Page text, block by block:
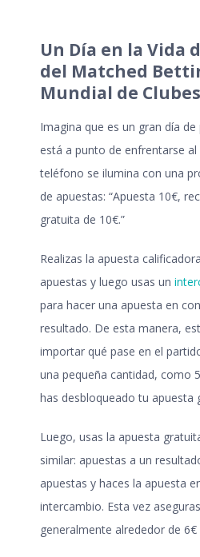
Un Día en la Vida
del Matched
Mundial de Clubes
Imagina que es un gran día
está a punto de enfrentarse
teléfono se ilumina con una
de apuestas: “Apuesta 10€,
gratuita de 10€.”
Realizas la apuesta
apuestas y luego usas un
para hacer una apuesta en
resultado. De esta manera,
importar qué pase en el
una pequeña cantidad, como
has desbloqueado tu apuesta
Luego, usas la apuesta
similar: apuestas a un
apuestas y haces la apuesta
intercambio. Esta vez
generalmente alrededor de